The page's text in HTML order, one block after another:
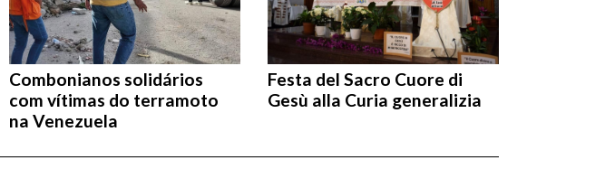
Combonianos solidários
com vítimas do terramoto
na Venezuela
Festa del Sacro Cuore di
Gesù alla Curia generalizia